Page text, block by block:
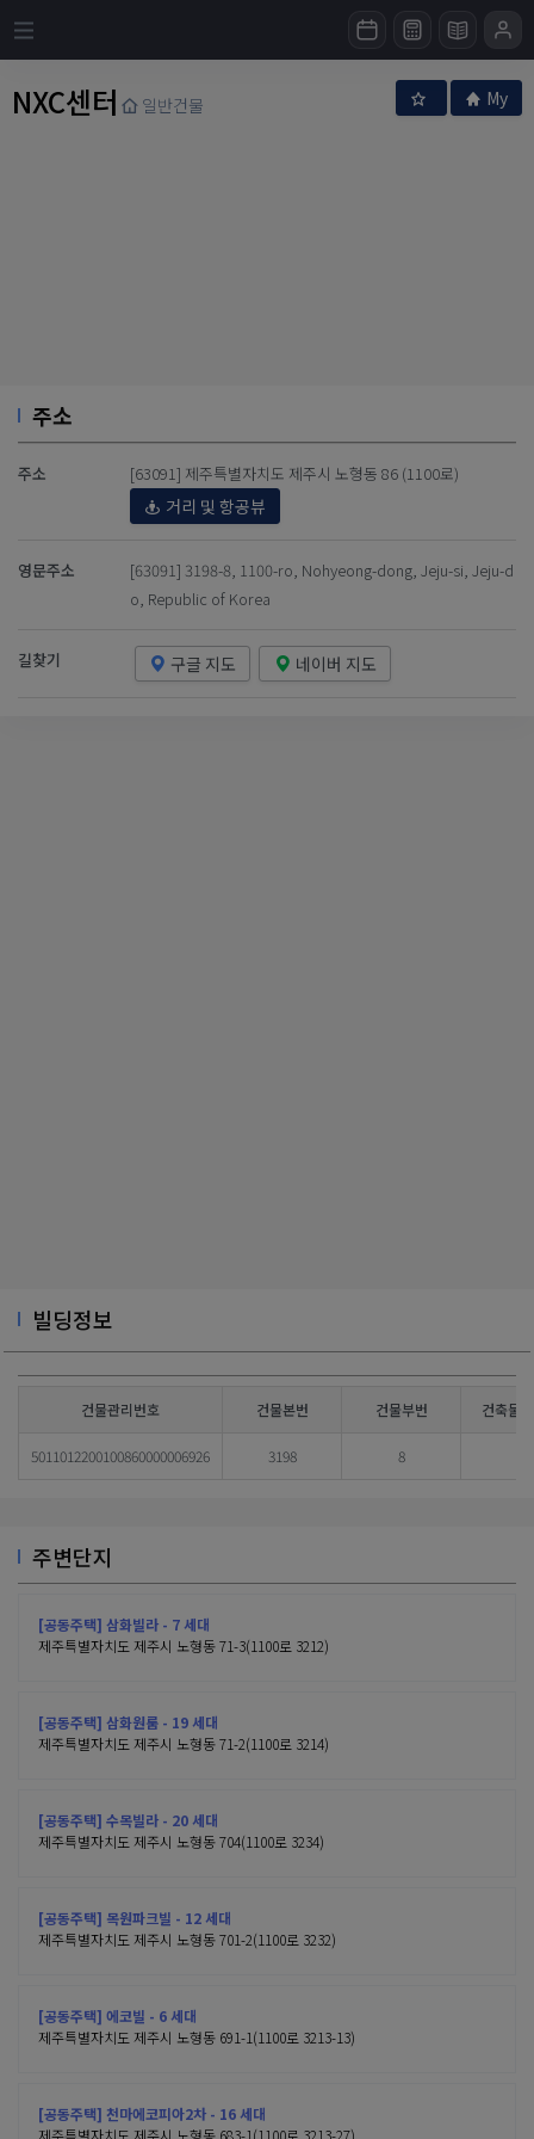
NXC센터 일반건물 My
주소
주소 [63091] 제주특별자치도 제주시 노형동 86 (1100로)
거리 및 항공뷰
영문주소
[63091] 3198-8, 1100-ro, Nohyeong-dong, Jeju-si, Jeju-d
o, Republic of Korea
길찾기 구글 지도 네이버 지도
빌딩정보
건물관리번호 건물본번 건물부번 건축물
5011012200100860000006926 3198 8
주변단지
[공동주택] 삼화빌라 - 7 세대
제주특별자치도 제주시 노형동 71-3(1100로 3212)
[공동주택] 삼화원룸 - 19 세대
제주특별자치도 제주시 노형동 71-2(1100로 3214)
[공동주택] 수목빌라 - 20 세대
제주특별자치도 제주시 노형동 704(1100로 3234)
[공동주택] 목원파크빌 - 12 세대
제주특별자치도 제주시 노형동 701-2(1100로 3232)
[공동주택] 에코빌 - 6 세대
제주특별자치도 제주시 노형동 691-1(1100로 3213-13)
[공동주택] 천마에코피아2차 - 16 세대
제주특별자치도 제주시 노형동 683-1(1100로 3213-27)